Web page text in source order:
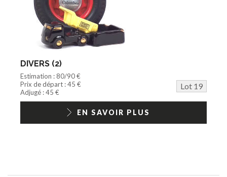
DIVERS (2)
Estimation : 80/90 €
Prix de départ : 45 €
Lot 19
Adjugé : 45 €
EN SAVOIR PLUS